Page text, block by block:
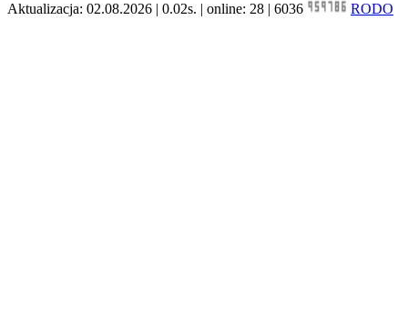
Aktualizacja: 02.08.2026 | 0.02s. | online: 28 | 6036 RODO